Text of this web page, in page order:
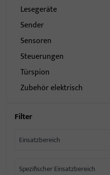
Lesegeräte
Sender
Sensoren
Steuerungen
Türspion
Zubehör elektrisch
Filter
Einsatzbereich
Spezifischer Einsatzbereich